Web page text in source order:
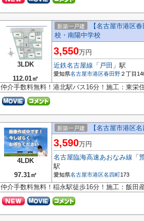
3LDK
112.01㎡
新築一戸建
【名古屋市港区
校・南陽中学校
3,550万円
近鉄名古屋線 「 戸田 」駅
愛知県名古屋市港区春田野 ２丁目
仲介手数料無料！港北駅バス16分！施工：東
4LDK
97.31㎡
新築一戸建 【名古屋市港区
3,590万円
名古屋臨海高速あおなみ線 「
駅
愛知県名古屋市港区名四町173
仲介手数料無料！稲永駅徒歩16分！施工：飯田